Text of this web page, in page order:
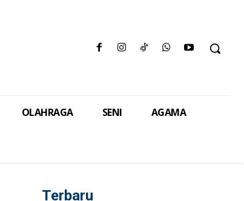
OLAHRAGA SENI AGAMA
Terbaru